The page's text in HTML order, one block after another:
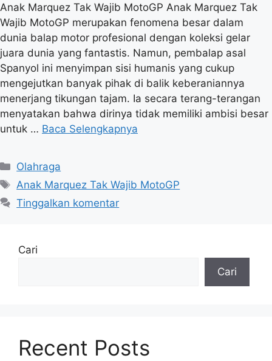
Anak Marquez Tak Wajib MotoGP Anak Marquez Tak
Wajib MotoGP merupakan fenomena besar dalam
dunia balap motor profesional dengan koleksi gelar
juara dunia yang fantastis. Namun, pembalap asal
Spanyol ini menyimpan sisi humanis yang cukup
mengejutkan banyak pihak di balik keberaniannya
menerjang tikungan tajam. Ia secara terang-terangan
menyatakan bahwa dirinya tidak memiliki ambisi besar
untuk … Baca Selengkapnya
K
a
e
r
Olahraga
T
a
Anak Marquez Tak Wajib MotoGP
Tinggalkan komentar
Cari
Cari
Recent Posts